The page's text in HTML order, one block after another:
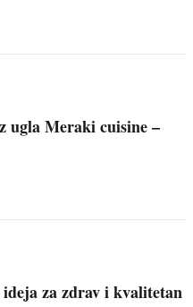
ugla Meraki cuisine –
za zdrav i kvalitetan